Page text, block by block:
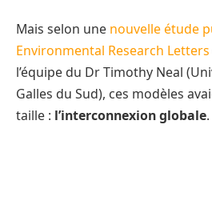
Mais selon une nouvelle étude
Environmental Research Letters
l’équipe du Dr Timothy Neal
Galles du Sud), ces modèles
taille : l’interconnexion globale.